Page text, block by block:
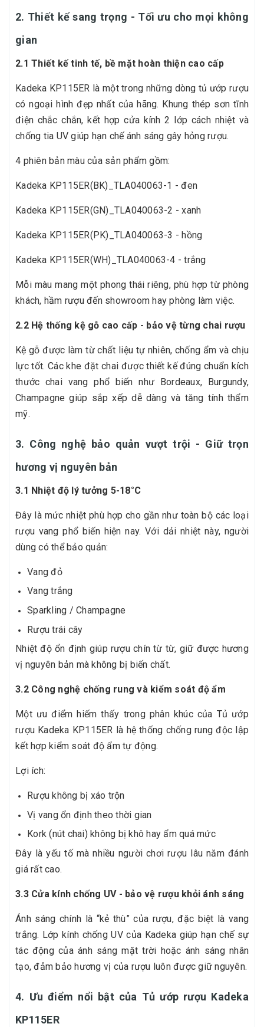
2. Thiết kế sang trọng - Tối ưu cho mọi không
gian
2.1 Thiết kế tinh tế, bề mặt hoàn thiện cao cấp
Kadeka KP115ER là một trong những dòng tủ ướp rượu
có ngoại hình đẹp nhất của hãng. Khung thép sơn tĩnh
điện chắc chắn, kết hợp cửa kính 2 lớp cách nhiệt và
chống tia UV giúp hạn chế ánh sáng gây hỏng rượu.
4 phiên bản màu của sản phẩm gồm:
Kadeka KP115ER(BK)_TLA040063-1 - đen
Kadeka KP115ER(GN)_TLA040063-2 - xanh
Kadeka KP115ER(PK)_TLA040063-3 - hồng
Kadeka KP115ER(WH)_TLA040063-4 - trắng
Mỗi màu mang một phong thái riêng, phù hợp từ phòng
khách, hầm rượu đến showroom hay phòng làm việc.
2.2 Hệ thống kệ gỗ cao cấp - bảo vệ từng chai rượu
Kệ gỗ được làm từ chất liệu tự nhiên, chống ẩm và chịu
lực tốt. Các khe đặt chai được thiết kế đúng chuẩn kích
thước chai vang phổ biến như Bordeaux, Burgundy,
Champagne giúp sắp xếp dễ dàng và tăng tính thẩm
mỹ.
3. Công nghệ bảo quản vượt trội - Giữ trọn
hương vị nguyên bản
3.1 Nhiệt độ lý tưởng 5-18°C
Đây là mức nhiệt phù hợp cho gần như toàn bộ các loại
rượu vang phổ biến hiện nay. Với dải nhiệt này, người
dùng có thể bảo quản:
Vang đỏ
Vang trắng
Sparkling / Champagne
Rượu trái cây
Nhiệt độ ổn định giúp rượu chín từ từ, giữ được hương
vị nguyên bản mà không bị biến chất.
3.2 Công nghệ chống rung và kiểm soát độ ẩm
Một ưu điểm hiếm thấy trong phân khúc của Tủ ướp
rượu Kadeka KP115ER là hệ thống chống rung độc lập
kết hợp kiểm soát độ ẩm tự động.
Lợi ích:
Rượu không bị xáo trộn
Vị vang ổn định theo thời gian
Kork (nút chai) không bị khô hay ẩm quá mức
Đây là yếu tố mà nhiều người chơi rượu lâu năm đánh
giá rất cao.
3.3 Cửa kính chống UV - bảo vệ rượu khỏi ánh sáng
Ánh sáng chính là “kẻ thù” của rượu, đặc biệt là vang
trắng. Lớp kính chống UV của Kadeka giúp hạn chế sự
tác động của ánh sáng mặt trời hoặc ánh sáng nhân
tạo, đảm bảo hương vị của rượu luôn được giữ nguyên.
4. Ưu điểm nổi bật của Tủ ướp rượu Kadeka
KP115ER